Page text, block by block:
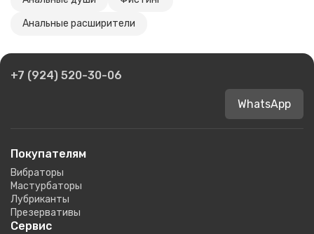
Анальные расширители
+7 (924) 520-30-06
WhatsApp
Покупателям
Вибраторы
Мастурбаторы
Лубриканты
Презервативы
Сервис